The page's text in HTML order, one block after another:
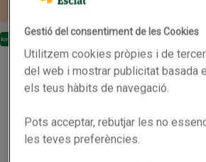
En oferta
TAL COM RAJA Vi negre DO Terra Alta Km0
Km0
TAL COM RAJA Vi
Lot estalvi a 8,95
Nom de l’oferta: Lot
Preu
6,95 €
Gestió del consentiment de les Cookies
Utilitzem cookies pròpies i de
del web i mostrar publicitat basada
els teus hàbits de navegació.
Pots acceptar, rebutjar les no
les teves preferències.